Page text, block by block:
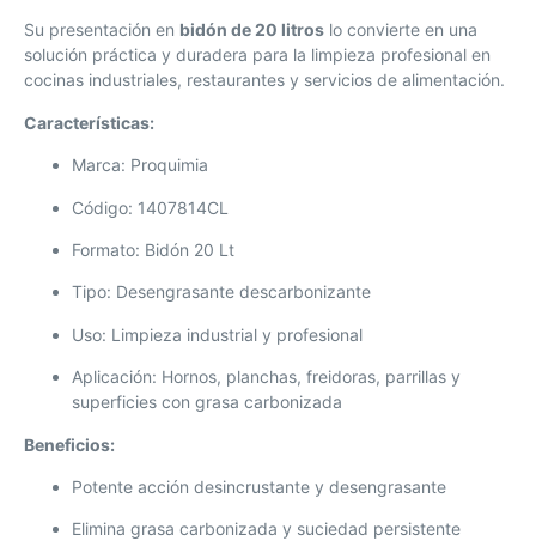
Su presentación en bidón de 20 litros lo convierte en una
solución práctica y duradera para la limpieza profesional en
cocinas industriales, restaurantes y servicios de alimentación.
Características:
Marca: Proquimia
Código: 1407814CL
Formato: Bidón 20 Lt
Tipo: Desengrasante descarbonizante
Uso: Limpieza industrial y profesional
Aplicación: Hornos, planchas, freidoras, parrillas y
superficies con grasa carbonizada
Beneficios:
Potente acción desincrustante y desengrasante
Elimina grasa carbonizada y suciedad persistente